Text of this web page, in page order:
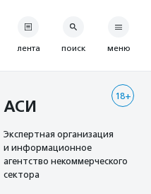
лента поиск меню
18+
АСИ
Экспертная организация
и информационное
агентство некоммерческого
сектора